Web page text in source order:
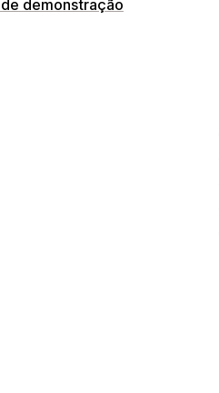
demonstração